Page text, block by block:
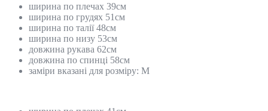
ширина по плечах 39см
ширина по грудях 51см
ширина по талії 48см
ширина по низу 53см
довжина рукава 62см
довжина по спинці 58см
заміри вказані для розміру: М